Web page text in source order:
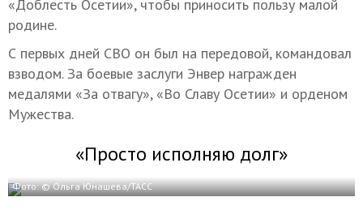
«Доблесть Осетии», чтобы приносить пользу малой
родине.
С первых дней СВО он был на передовой, командовал
взводом. За боевые заслуги Энвер награжден
медалями «За отвагу», «Во Славу Осетии» и орденом
Мужества.
«Просто исполняю долг»
Фото: © Ольга Юнашева/ТАСС